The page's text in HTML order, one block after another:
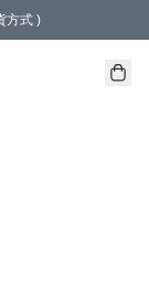
方式 )